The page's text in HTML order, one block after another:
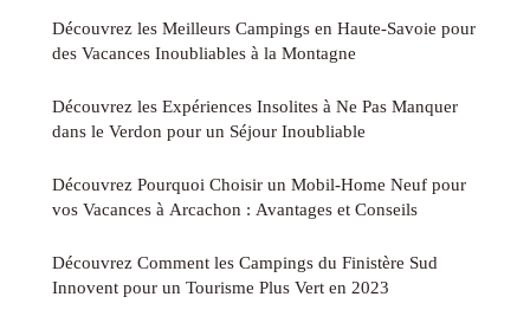
Découvrez les Meilleurs Campings en Haute-Savoie pour
des Vacances Inoubliables à la Montagne
Découvrez les Expériences Insolites à Ne Pas Manquer
dans le Verdon pour un Séjour Inoubliable
Découvrez Pourquoi Choisir un Mobil-Home Neuf pour
vos Vacances à Arcachon : Avantages et Conseils
Découvrez Comment les Campings du Finistère Sud
Innovent pour un Tourisme Plus Vert en 2023